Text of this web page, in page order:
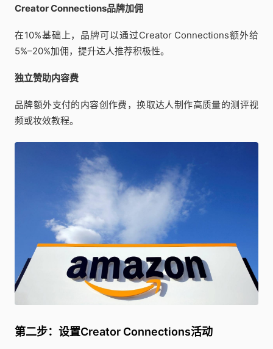
Creator Connections品牌加佣
在10%基础上，品牌可以通过Creator Connections额外给
5%–20%加佣，提升达人推荐积极性。
独立赞助内容费
品牌额外支付的内容创作费，换取达人制作高质量的测评视
频或妆效教程。
第二步：设置Creator Connections活动